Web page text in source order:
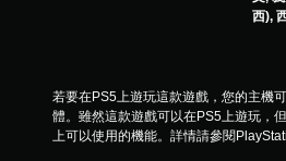
西),
若要在PS5上遊玩這款遊戲，您的主機
體。雖然這款遊戲可以在PS5上遊玩，
上可以使用的機能。詳情請參閱